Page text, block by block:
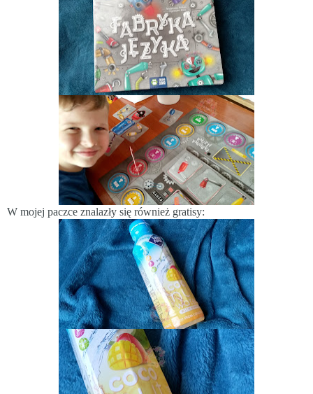
W mojej paczce znalazły się również gratisy: